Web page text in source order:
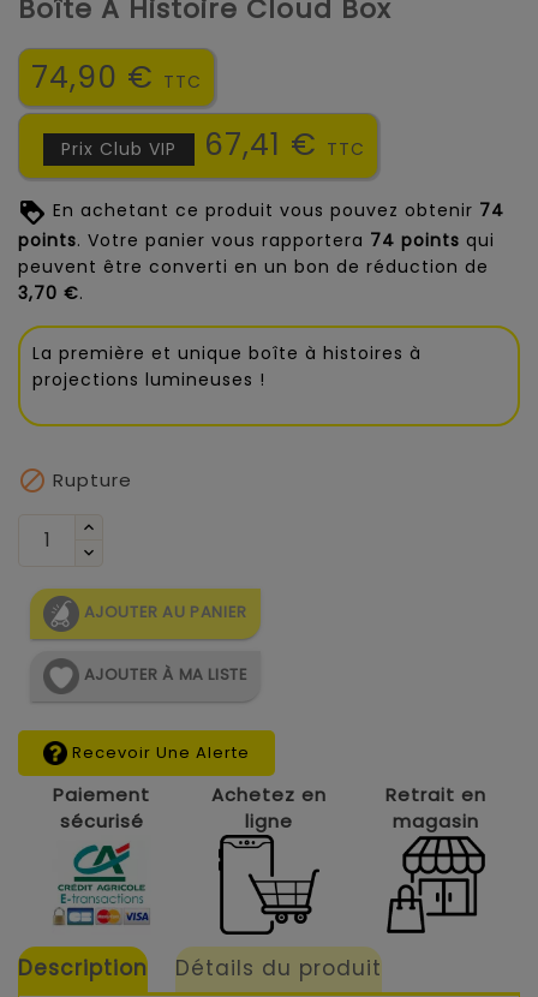
Boîte À Histoire Cloud Box
74,90 € TTC
Prix Club VIP 67,41 € TTC
En achetant ce produit vous pouvez obtenir 74
points. Votre panier vous rapportera 74 points qui
peuvent être converti en un bon de réduction de
3,70 €.
La première et unique boîte à histoires à
projections lumineuses !
 Rupture
AJOUTER AU PANIER
AJOUTER À MA LISTE
Recevoir Une Alerte
Paiement
sécurisé
Achetez en
ligne
Retrait en
magasin
Description Détails du produit